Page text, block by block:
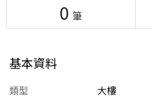
0 筆
基本資料
類型
大樓